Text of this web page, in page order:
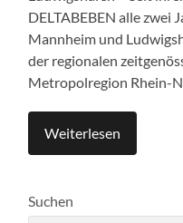
DELTABEBEN alle zwei
Mannheim und
der regionalen
Metropolregion Rhein-
Weiterlesen
Suchen